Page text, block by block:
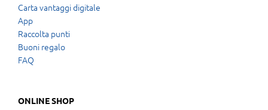
Carta vantaggi digitale
App
Raccolta punti
Buoni regalo
FAQ
ONLINE SHOP